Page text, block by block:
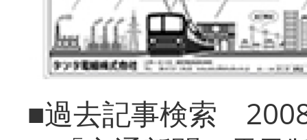
■過去記事検索